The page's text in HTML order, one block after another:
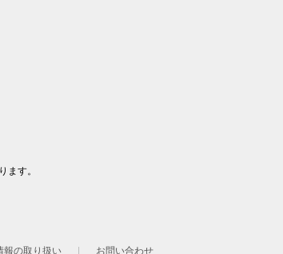
ます。
報の取り扱い お問い合わせ